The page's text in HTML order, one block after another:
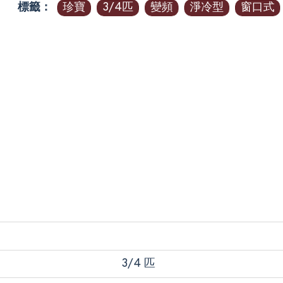
標籤： 珍寶 3/4匹 變頻 淨冷型 窗口式
3/4 匹